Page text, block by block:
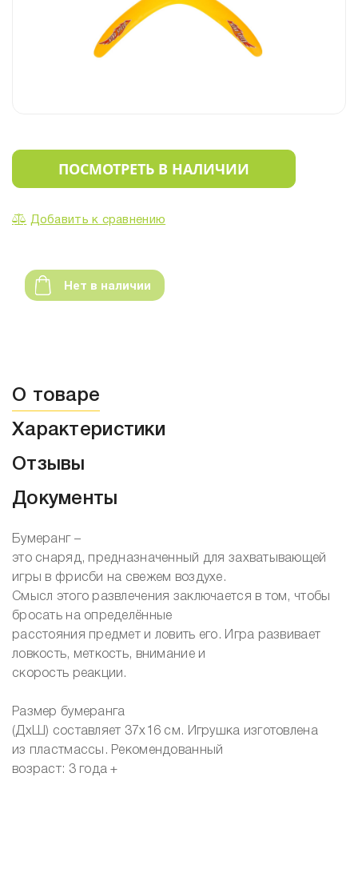
ПОСМОТРЕТЬ В НАЛИЧИИ
Добавить к сравнению
Нет в наличии
О товаре
Характеристики
Отзывы
Документы
Бумеранг –
это снаряд, предназначенный для захватывающей
игры в фрисби на свежем воздухе.
Смысл этого развлечения заключается в том, чтобы
бросать на определённые
расстояния предмет и ловить его. Игра развивает
ловкость, меткость, внимание и
скорость реакции.
Размер бумеранга
(ДхШ) составляет 37х16 см. Игрушка изготовлена
из пластмассы. Рекомендованный
возраст: 3 года +